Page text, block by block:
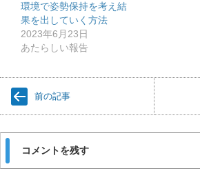
環境で姿勢保持を考え結
果を出していく方法
2023年6月23日
あたらしい報告
前の記事
コメントを残す